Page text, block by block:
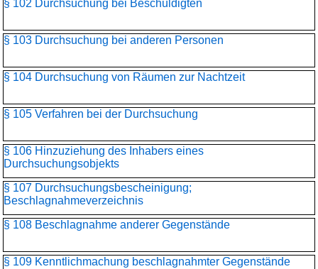
§ 102 Durchsuchung bei Beschuldigten
§ 103 Durchsuchung bei anderen Personen
§ 104 Durchsuchung von Räumen zur Nachtzeit
§ 105 Verfahren bei der Durchsuchung
§ 106 Hinzuziehung des Inhabers eines
Durchsuchungsobjekts
§ 107 Durchsuchungsbescheinigung;
Beschlagnahmeverzeichnis
§ 108 Beschlagnahme anderer Gegenstände
§ 109 Kenntlichmachung beschlagnahmter Gegenstände